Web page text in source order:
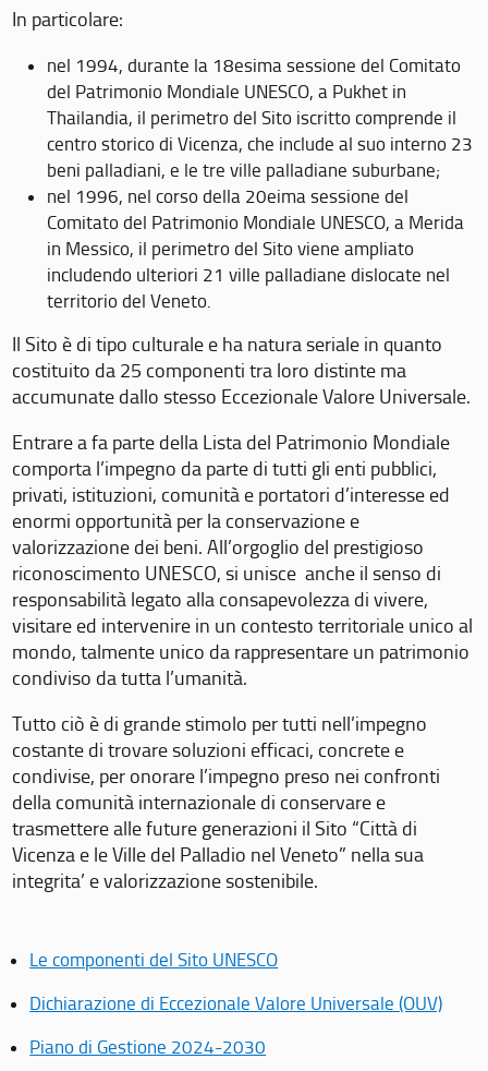
In particolare:
nel 1994, durante la 18esima sessione del Comitato
del Patrimonio Mondiale UNESCO, a Pukhet in
Thailandia, il perimetro del Sito iscritto comprende il
centro storico di Vicenza, che include al suo interno 23
beni palladiani, e le tre ville palladiane suburbane;
nel 1996, nel corso della 20eima sessione del
Comitato del Patrimonio Mondiale UNESCO, a Merida
in Messico, il perimetro del Sito viene ampliato
includendo ulteriori 21 ville palladiane dislocate nel
territorio del Veneto.
Il Sito è di tipo culturale e ha natura seriale in quanto
costituito da 25 componenti tra loro distinte ma
accumunate dallo stesso Eccezionale Valore Universale.
Entrare a fa parte della Lista del Patrimonio Mondiale
comporta l’impegno da parte di tutti gli enti pubblici,
privati, istituzioni, comunità e portatori d’interesse ed
enormi opportunità per la conservazione e
valorizzazione dei beni. All’orgoglio del prestigioso
riconoscimento UNESCO, si unisce anche il senso di
responsabilità legato alla consapevolezza di vivere,
visitare ed intervenire in un contesto territoriale unico al
mondo, talmente unico da rappresentare un patrimonio
condiviso da tutta l’umanità.
Tutto ciò è di grande stimolo per tutti nell’impegno
costante di trovare soluzioni efficaci, concrete e
condivise, per onorare l’impegno preso nei confronti
della comunità internazionale di conservare e
trasmettere alle future generazioni il Sito “Città di
Vicenza e le Ville del Palladio nel Veneto” nella sua
integrita’ e valorizzazione sostenibile.
Le componenti del Sito UNESCO
Dichiarazione di Eccezionale Valore Universale (OUV)
Piano di Gestione 2024-2030